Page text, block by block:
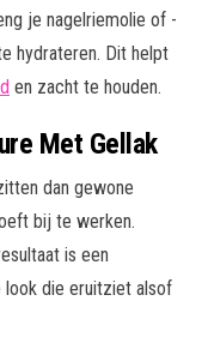
je nagelriemolie of -
hydrateren. Dit helpt
en zacht te houden.
Met Gellak
dan gewone
bij te werken.
is een
look die eruitziet alsof